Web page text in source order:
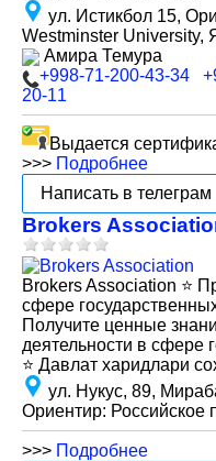
ул. Истикбол 15,
Westminster University,
Амира Темура
+998-71-200-43-34
20-11
Выдается
>>> Подробнее
Написать в телеграм
Brokers
Brokers Association ⭐️
сфере
Получите ценные
деятельности в сфере
⭐️ Давлат харидлари
ул. Нукус, 89,
Ориентир: Российское
>>> Подробнее